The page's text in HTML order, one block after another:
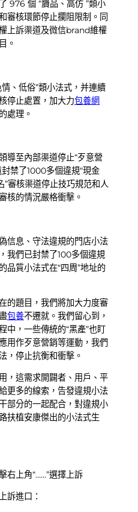
976 個 “贗品、高仿 ”類小
審核環節停止攔阻限制。同
上訴渠道及微信brand維權
。
、低俗”類小法式，并連續
停止處置，加大力包養網
處理。
導至內部渠道停止“歹意營
禁了1000多個違規“現金
”審核渠道停止技巧規范和人
核的情況嚴格衝擊。
信息、守法違規的門店小法
我們已封禁了100多個違規
品質小法式在“四周”地址的
的題目，我們將加大力度審
包養不遷就。我們留心到，
中，一些傳統的“黑產”也盯
用作歹意營銷等運動，我們
，停止抗衡和衝擊。
，這需求開闢者、用戶、平
更多的線索，告發違規小法
部分的一起配合，對違規小
扶植安康傑出的小法式生
上角“……”選擇上訴
訴進口：